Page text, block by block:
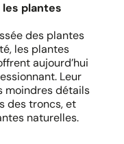
plantes
des plantes
les plantes
aujourd’hui
Leur
moindres détails
des troncs, et
naturelles.